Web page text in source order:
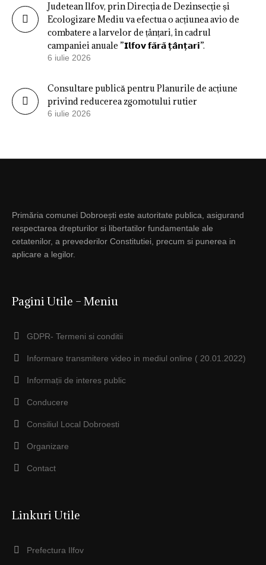
Judetean Ilfov, prin Direcția de Dezinsecție și
Ecologizare Mediu va efectua o acțiunea avio de
combatere a larvelor de țânțari, în cadrul
campaniei anuale ”𝗜𝗹𝗳𝗼𝘃 𝗳𝗮̆𝗿𝗮̆ 𝘁̦𝗮̂𝗻𝘁̦𝗮𝗿𝗶”.
6 iulie 2026
Consultare publică pentru Planurile de acțiune
privind reducerea zgomotului rutier
6 iulie 2026
Primăria comunei Dobroești este autoritate publica, asigurand
respectarea drepturilor si libertatilor fundamentale ale
cetatenilor, a prevederilor Constitutiei, precum si punerea in
aplicare a legilor.
Pagini Utile – Meniu
GDPR- Termeni si conditii
Informare transmitere video in mediul online ( 20.01.2022)
Informații de interes public
Conducere
Consiliul Local Dobroesti
Organizare
Contact
Linkuri Utile
Prefectura Ilfov